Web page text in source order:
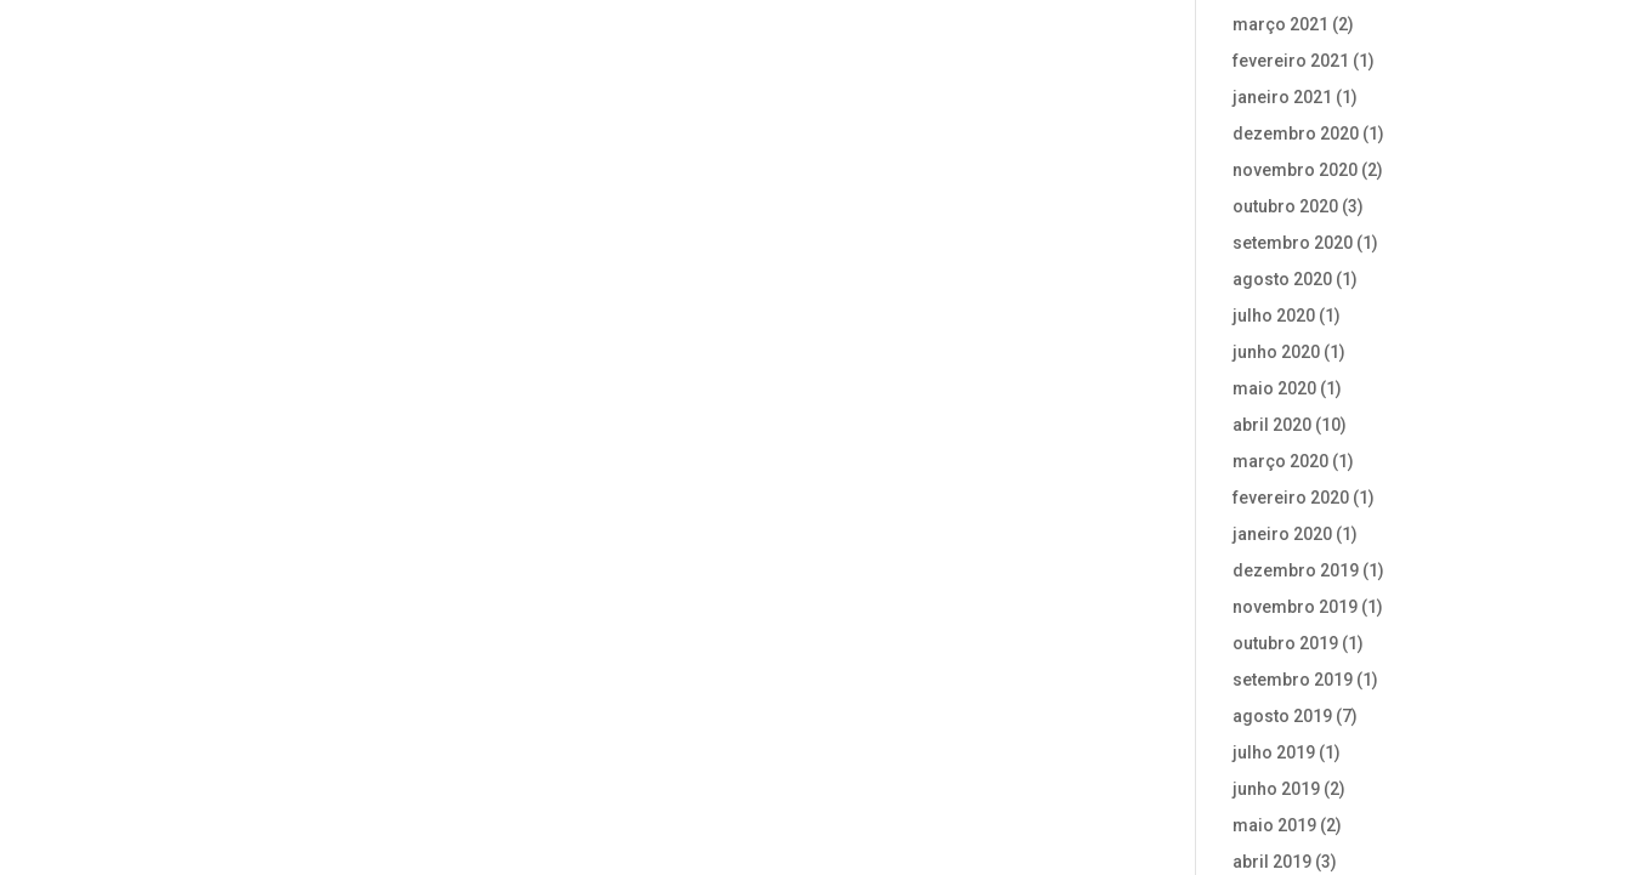
março 2021 (2)
fevereiro 2021 (1)
janeiro 2021 (1)
dezembro 2020 (1)
novembro 2020 (2)
outubro 2020 (3)
setembro 2020 (1)
agosto 2020 (1)
julho 2020 (1)
junho 2020 (1)
maio 2020 (1)
abril 2020 (10)
março 2020 (1)
fevereiro 2020 (1)
janeiro 2020 (1)
dezembro 2019 (1)
novembro 2019 (1)
outubro 2019 (1)
setembro 2019 (1)
agosto 2019 (7)
julho 2019 (1)
junho 2019 (2)
maio 2019 (2)
abril 2019 (3)